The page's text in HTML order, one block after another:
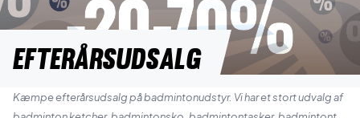
EFTERÅRSUDSALG
Kæmpe efterårsudsalg på badmintonudstyr. Vi har et stort udvalg af